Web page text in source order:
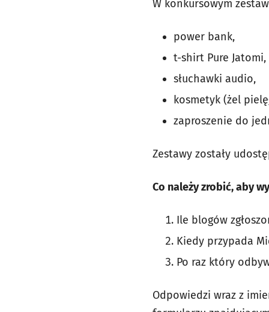
W konkursowym
power bank,
t-shirt Pure Jatomi,
słuchawki audio,
kosmetyk (żel
zaproszenie do
Zestawy zostały
Co należy zrobić, aby
Ile blogów
Kiedy przypada
Po raz który
Odpowiedzi wraz z